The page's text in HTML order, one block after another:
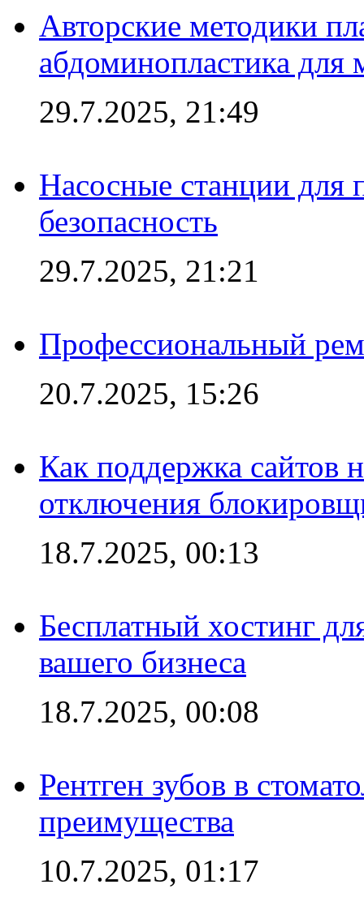
Авторские методики
абдоминопластика для
29.7.2025, 21:49
Насосные станции для
безопасность
29.7.2025, 21:21
Профессиональный
20.7.2025, 15:26
Как поддержка сайтов
отключения
18.7.2025, 00:13
Бесплатный хостинг
вашего бизнеса
18.7.2025, 00:08
Рентген зубов в
преимущества
10.7.2025, 01:17